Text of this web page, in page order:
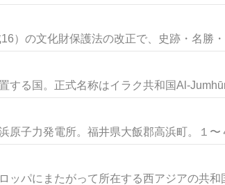
）の文化財保護法の改正で、史跡・名勝
する国。正式名称はイラク共和国Al-
原子力発電所。福井県大飯郡高浜町。１
ッパにまたがって所在する西アジアの共